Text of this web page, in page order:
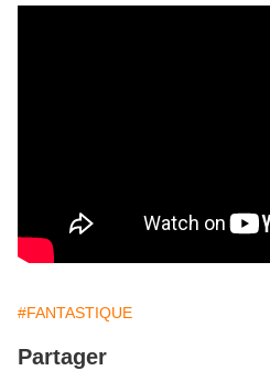
#FANTASTIQUE
Partager